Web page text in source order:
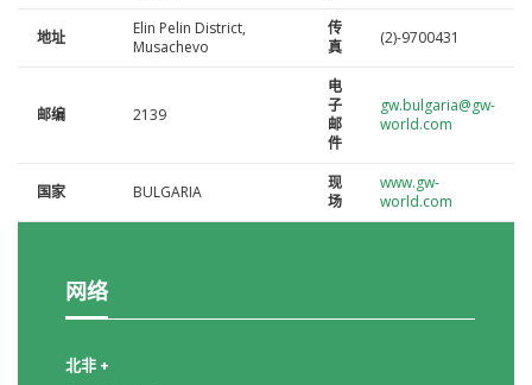
地址
Elin Pelin District,
Musachevo
传
真
(2)-9700431
邮编 2139
电
子
邮
件
gw.bulgaria@gw-
world.com
国家 BULGARIA
现
场
www.gw-
world.com
网络
北非 +